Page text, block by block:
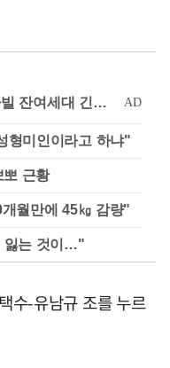
형미인이라고 하냐"
뽀 근황
월만에 45㎏ 감량"
잃는 것이…"
수-유남규 조를 누르